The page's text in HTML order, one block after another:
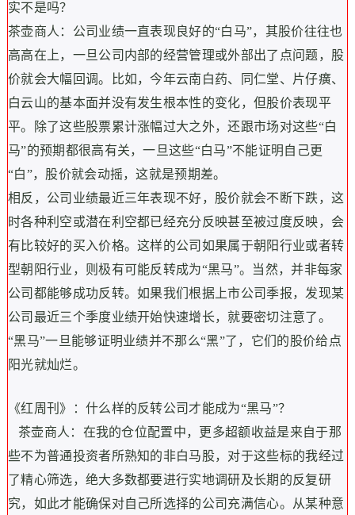
实不是吗？
茶壶商人：公司业绩一直表现良好的“白马”，其股价往往也
高高在上，一旦公司内部的经营管理或外部出了点问题，股
价就会大幅回调。比如，今年云南白药、同仁堂、片仔癀、
白云山的基本面并没有发生根本性的变化，但股价表现平
平。除了这些股票累计涨幅过大之外，还跟市场对这些“白
马”的预期都很高有关，一旦这些“白马”不能证明自己更
“白”，股价就会动摇，这就是预期差。
相反，公司业绩最近三年表现不好，股价就会不断下跌，这
时各种利空或潜在利空都已经充分反映甚至被过度反映，会
有比较好的买入价格。这样的公司如果属于朝阳行业或者转
型朝阳行业，则极有可能反转成为“黑马”。当然，并非每家
公司都能够成功反转。如果我们根据上市公司季报，发现某
公司最近三个季度业绩开始快速增长，就要密切注意了。
“黑马”一旦能够证明业绩并不那么“黑”了，它们的股价给点
阳光就灿烂。
《红周刊》：什么样的反转公司才能成为“黑马”？
茶壶商人：在我的仓位配置中，更多超额收益是来自于那
些不为普通投资者所熟知的非白马股，对于这些标的我经过
了精心筛选，绝大多数都要进行实地调研及长期的反复研
究，如此才能确保对自己所选择的公司充满信心。从某种意